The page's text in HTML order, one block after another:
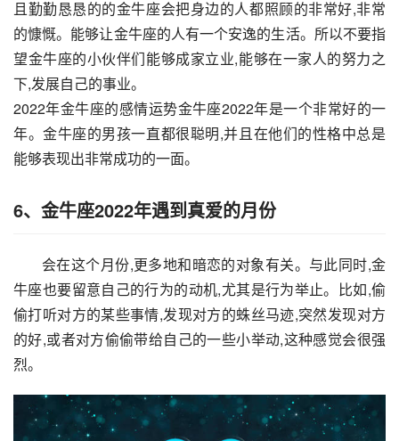
且勤勤恳恳的的金牛座会把身边的人都照顾的非常好,非常
的慷慨。能够让金牛座的人有一个安逸的生活。所以不要指
望金牛座的小伙伴们能够成家立业,能够在一家人的努力之
下,发展自己的事业。
2022年金牛座的感情运势金牛座2022年是一个非常好的一
年。金牛座的男孩一直都很聪明,并且在他们的性格中总是
能够表现出非常成功的一面。
6、金牛座2022年遇到真爱的月份
会在这个月份,更多地和暗恋的对象有关。与此同时,金
牛座也要留意自己的行为的动机,尤其是行为举止。比如,偷
偷打听对方的某些事情,发现对方的蛛丝马迹,突然发现对方
的好,或者对方偷偷带给自己的一些小举动,这种感觉会很强
烈。